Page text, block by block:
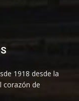
1918 desde la
corazón de